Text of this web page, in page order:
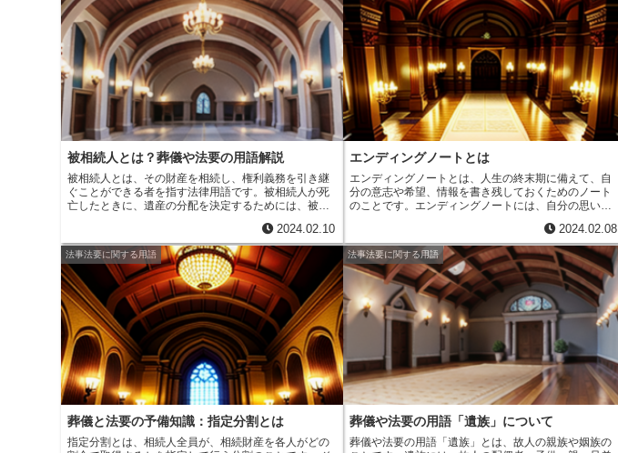
「検認済証」を添付するため、検認の手続きは不要で
す。秘密証書遺言の場合は、遺言者の死亡後、家庭裁
判所が遺言書を検認し、その結果を利害関係人に通知
します。検認の手続きには、手数料が必要で、遺言書
の枚数や検認を申し立てる人の数によって異なりま
す。また、検認には時間がかかるため、早めに申し立
てておくことが重要です
。
は、エンディングノートを作成するよりも、より具体
的に自分の死後の事務手続きを指定することができま
す。さらに、死後事務委任契約を締結することで、自
分の死後、残された家族や親族が、精神的にも経済的
にも負担を軽減することができます。
被相続人とは？葬儀や法要の用語解説
被相続人とは、その財産を相続し、権利義務を引き継
ぐことができる者を指す法律用語です。被相続人が死
亡したときに、遺産の分配を決定するためには、被相
人の範囲は法律で定められており、第一順位は配偶
者、第二順位は子供、第三順位は父母、第四順位は兄
弟姉妹となっています。しかし、遺言書がある場合
や、養子縁組や離縁などによって相続人の範囲が変更
されるケースもあります。被相続人を特定する際に
は、死亡診断書や戸籍謄本など、被相続人の身分を証
明する書類を収集する必要があります。また、被相続
人の財産を調査して、遺産目録を作成することも大切
です。遺産目録には、現金や預貯金、不動産、株式な
どの有価証券、動産など、被相続人の所有するすべて
の財産を記載します。遺産目録は、相続税の申告や、
遺産分割協議を行う際に必要となる書類です。
2024.02.10
エンディングノートとは
エンディングノートとは、人生の終末期に備えて、自
分の意志や希望、情報を書き残しておくためのノート
のことです。エンディングノートには、自分の思いや
いことを書き残すことができます。エンディングノー
トを書くことで、自分が大切にしていることや、終末
期にどのような治療を受けたいか、葬儀や埋葬の方法
などについて、家族や友人と話し合うきっかけにもな
ります。エンディングノートの概要
は、以下の通りで
す。* エンディングノートとは、人生の終末期に備え
て、自分の意志や希望、情報を書き残しておくための
ノートのことです。* エンディングノートには、自分の
思いや考えを整理し、家族や友人、医療従事者などに
伝えたいことを書き残すことができます。* エンディン
グノートを書くことで、自分が大切にしていること
や、終末期にどのような治療を受けたいか、葬儀や埋
葬の方法などについて、家族や友人と話し合うきっか
期に備えて、自分の意志や希望、情報を書き残してお
くためのノートのことです。 エンディングノートを書
2024.02.08
法事法要に関する用語
葬儀と法要の予備知識：指定分割とは
指定分割とは、相続人全員が、相続財産を各人がどの
法事法要に関する用語
葬儀や法要の用語「遺族」について
葬儀や法要の用語「遺族」とは、故人の親族や姻族の